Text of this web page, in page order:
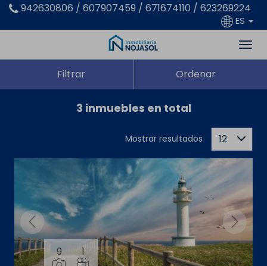
942630806 / 607907459 / 671674110 / 623269224
ES
Filtrar Ordenar
3 inmuebles en total
Mostrar resultados 12
9 1